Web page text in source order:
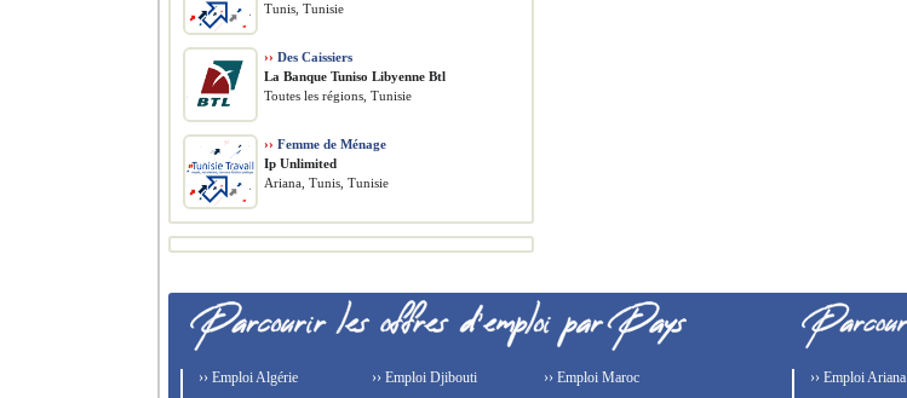
Tunis, Tunisie
›› Des Caissiers
La Banque Tuniso Libyenne Btl
Toutes les régions, Tunisie
›› Femme de Ménage
Ip Unlimited
Ariana, Tunis, Tunisie
›› Emploi Algérie
›› Emploi Djibouti
›› Emploi Maroc
›› Emploi Ariana